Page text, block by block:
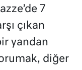
7
çıkan
yandan
diğer